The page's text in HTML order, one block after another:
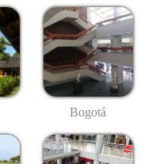
Bogotá